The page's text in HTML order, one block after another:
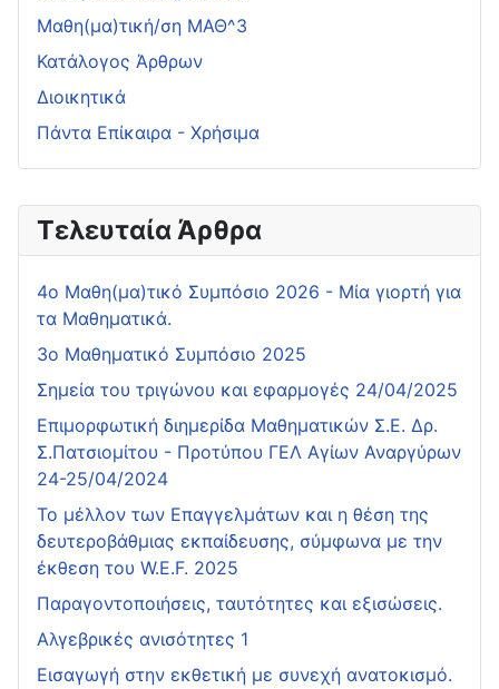
Τελευταία Άρθρα
4o Μαθη(μα)τικό Συμπόσιο 2026 - Μία γιορτή για
τα Μαθηματικά.
3ο Μαθηματικό Συμπόσιο 2025
Σημεία του τριγώνου και εφαρμογές 24/04/2025
Επιμορφωτική διημερίδα Μαθηματικών Σ.Ε. Δρ.
Σ.Πατσιομίτου - Προτύπου ΓΕΛ Αγίων Αναργύρων
24-25/04/2024
Το μέλλον των Επαγγελμάτων και η θέση της
δευτεροβάθμιας εκπαίδευσης, σύμφωνα με την
έκθεση του W.E.F. 2025
Παραγοντοποιήσεις, ταυτότητες και εξισώσεις.
Αλγεβρικές ανισότητες 1
Εισαγωγή στην εκθετική με συνεχή ανατοκισμό.
Μαθη(μα)τική/ση ΜΑΘ^3
Κατάλογος Άρθρων
Διοικητικά
Πάντα Επίκαιρα - Χρήσιμα